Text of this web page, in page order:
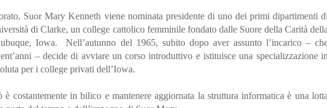
Suor Mary Kenneth viene nominata presidente di uno dei primi dipartimenti di
di Clarke, un college cattolico femminile fondato dalle Suore della Carità della
Iowa. Nell’autunno del 1965, subito dopo aver assunto l’incarico –
– decide di avviare un corso introduttivo e istituisce una specializzazione in
per i college privati dell’Iowa.
costantemente in bilico e mantenere aggiornata la struttura informatica è una lotta